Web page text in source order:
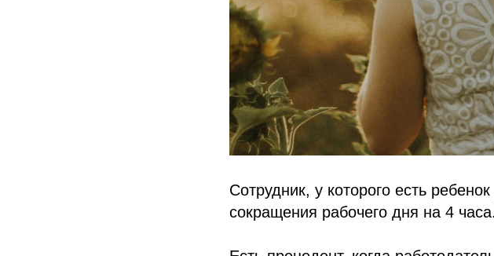
Сотрудник, у которого есть
сокращения рабочего дня на 4